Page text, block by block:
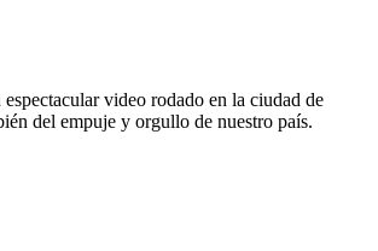
video rodado en la ciudad de
del empuje y orgullo de nuestro país.